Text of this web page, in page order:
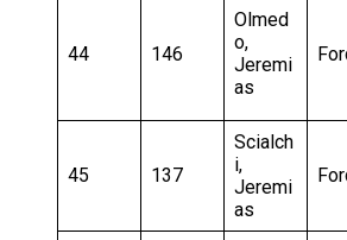
44 146
Olmed
o,
Jeremi
as
45 137
Scialch
i,
Jeremi
as